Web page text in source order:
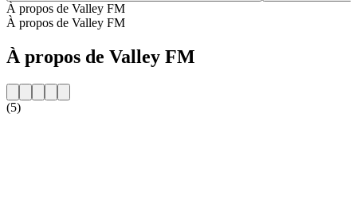
À propos de Valley FM
À propos de Valley FM
À propos de Valley FM
(5)